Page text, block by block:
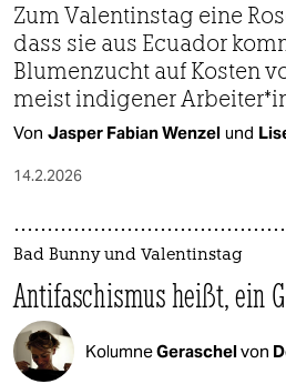
Zum Valentinstag eine
dass sie aus Ecuador
Blumenzucht auf Kosten
meist indigener
Von Jasper Fabian Wenzel und
14.2.2026
Bad Bunny und Valentinstag
Antifaschismus heißt, ein
KolumneGeraschelvon